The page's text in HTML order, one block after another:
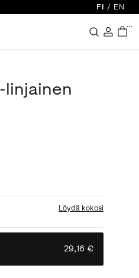
FI / EN
...
linjainen
Löydä kokosi
29,16 €